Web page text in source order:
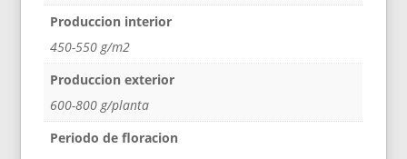
Produccion interior
450-550 g/m2
Produccion exterior
600-800 g/planta
Periodo de floracion